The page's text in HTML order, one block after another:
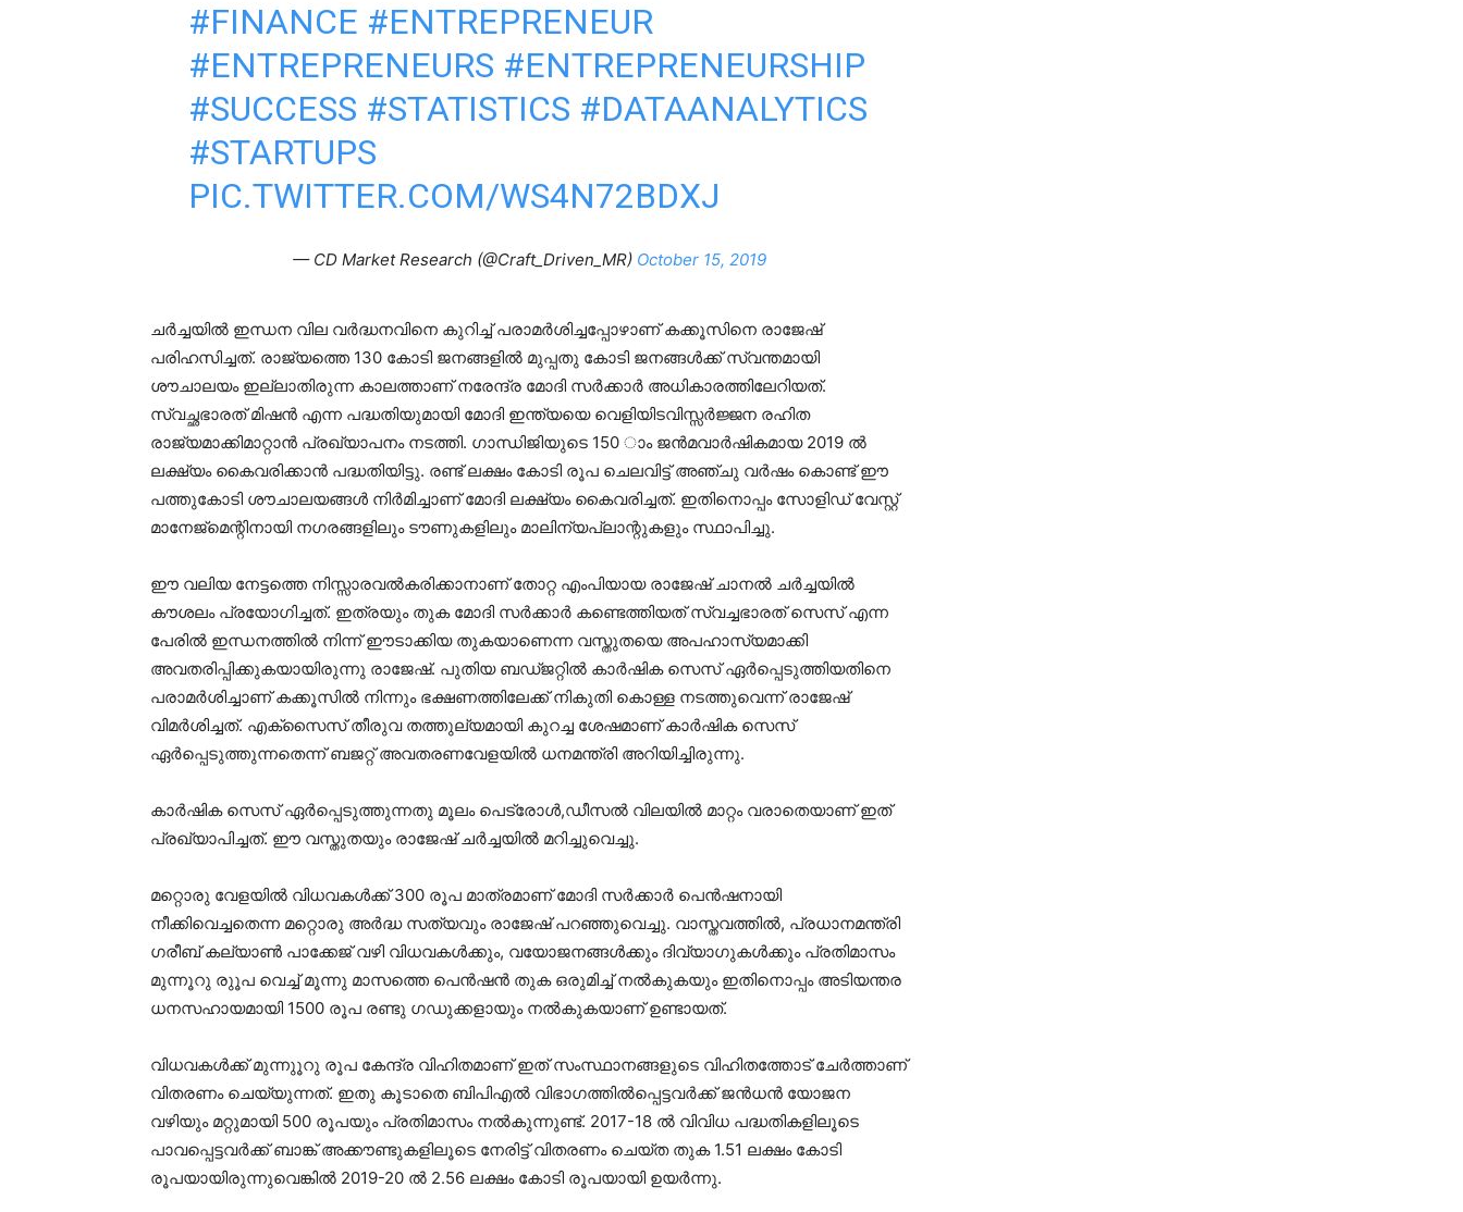
#FINANCE #ENTREPRENEUR
#ENTREPRENEURS #ENTREPRENEURSHIP
#SUCCESS #STATISTICS #DATAANALYTICS
#STARTUPS
PIC.TWITTER.COM/WS4N72BDXJ
— CD Market Research (@Craft_Driven_MR) October 15, 2019
ചര്‍ച്ചയില്‍ ഇന്ധന വില വര്‍ദ്ധനവിനെ കുറിച്ച് പരാമര്‍ശിച്ചപ്പോഴാണ് കക്കൂസിനെ രാജേഷ്
പരിഹസിച്ചത്. രാജ്യത്തെ 130 കോടി ജനങ്ങളില്‍ മുപ്പതു കോടി ജനങ്ങള്‍ക്ക് സ്വന്തമായി
ശൗചാലയം ഇല്ലാതിരുന്ന കാലത്താണ് നരേന്ദ്ര മോദി സര്‍ക്കാര്‍ അധികാരത്തിലേറിയത്.
സ്വച്ഛഭാരത് മിഷന്‍ എന്ന പദ്ധതിയുമായി മോദി ഇന്ത്യയെ വെളിയിടവിസ്സര്‍ജ്ജന രഹിത
രാജ്യമാക്കിമാറ്റാന്‍ പ്രഖ്യാപനം നടത്തി. ഗാന്ധിജിയുടെ 150 ാം ജന്‍മവാര്‍ഷികമായ 2019 ല്‍
ലക്ഷ്യം കൈവരിക്കാന്‍ പദ്ധതിയിട്ടു. രണ്ട് ലക്ഷം കോടി രൂപ ചെലവിട്ട് അഞ്ചു വര്‍ഷം കൊണ്ട് ഈ
പത്തുകോടി ശൗചാലയങ്ങള്‍ നിര്‍മിച്ചാണ് മോദി ലക്ഷ്യം കൈവരിച്ചത്. ഇതിനൊപ്പം സോളിഡ് വേസ്റ്റ്
മാനേജ്‌മെന്റിനായി നഗരങ്ങളിലും ടൗണുകളിലും മാലിന്യപ്ലാന്റുകളും സ്ഥാപിച്ചു.
ഈ വലിയ നേട്ടത്തെ നിസ്സാരവല്‍കരിക്കാനാണ് തോറ്റ എംപിയായ രാജേഷ് ചാനല്‍ ചര്‍ച്ചയില്‍
കൗശലം പ്രയോഗിച്ചത്. ഇത്രയും തുക മോദി സര്‍ക്കാര്‍ കണ്ടെത്തിയത് സ്വച്ചഭാരത് സെസ് എന്ന
പേരില്‍ ഇന്ധനത്തില്‍ നിന്ന് ഈടാക്കിയ തുകയാണെന്ന വസ്തുതയെ അപഹാസ്യമാക്കി
അവതരിപ്പിക്കുകയായിരുന്നു രാജേഷ്. പുതിയ ബഡ്ജറ്റില്‍ കാര്‍ഷിക സെസ് ഏര്‍പ്പെടുത്തിയതിനെ
പരാമര്‍ശിച്ചാണ് കക്കൂസില്‍ നിന്നും ഭക്ഷണത്തിലേക്ക് നികുതി കൊള്ള നടത്തുവെന്ന് രാജേഷ്
വിമര്‍ശിച്ചത്. എക്‌സൈസ് തീരുവ തത്തുല്യമായി കുറച്ച ശേഷമാണ് കാര്‍ഷിക സെസ്
ഏര്‍പ്പെടുത്തുന്നതെന്ന് ബജറ്റ് അവതരണവേളയില്‍ ധനമന്ത്രി അറിയിച്ചിരുന്നു.
കാര്‍ഷിക സെസ് ഏര്‍പ്പെടുത്തുന്നതു മൂലം പെട്രോള്‍,ഡീസല്‍ വിലയില്‍ മാറ്റം വരാതെയാണ് ഇത്
പ്രഖ്യാപിച്ചത്. ഈ വസ്തുതയും രാജേഷ് ചര്‍ച്ചയില്‍ മറിച്ചുവെച്ചു.
മറ്റൊരു വേളയില്‍ വിധവകള്‍ക്ക് 300 രൂപ മാത്രമാണ് മോദി സര്‍ക്കാര്‍ പെന്‍ഷനായി
നീക്കിവെച്ചതെന്ന മറ്റൊരു അര്‍ദ്ധ സത്യവും രാജേഷ് പറഞ്ഞുവെച്ചു. വാസ്തവത്തില്‍, പ്രധാനമന്ത്രി
ഗരീബ് കല്യാണ്‍ പാക്കേജ് വഴി വിധവകള്‍ക്കും, വയോജനങ്ങള്‍ക്കും ദിവ്യാഗുകള്‍ക്കും പ്രതിമാസം
മുന്നൂറു രുൂപ വെച്ച് മൂന്നു മാസത്തെ പെന്‍ഷന്‍ തുക ഒരുമിച്ച് നല്‍കുകയും ഇതിനൊപ്പം അടിയന്തര
ധനസഹായമായി 1500 രൂപ രണ്ടു ഗഡുക്കളായും നല്‍കുകയാണ് ഉണ്ടായത്.
വിധവകള്‍ക്ക് മുന്നുൂറു രൂപ കേന്ദ്ര വിഹിതമാണ് ഇത് സംസ്ഥാനങ്ങളുടെ വിഹിതത്തോട് ചേര്‍ത്താണ്
വിതരണം ചെയ്യുന്നത്. ഇതു കൂടാതെ ബിപിഎല്‍ വിഭാഗത്തില്‍പ്പെട്ടവര്‍ക്ക് ജന്‍ധന്‍ യോജന
വഴിയും മറ്റുമായി 500 രൂപയും പ്രതിമാസം നല്‍കുന്നുണ്ട്. 2017-18 ല്‍ വിവിധ പദ്ധതികളിലൂടെ
പാവപ്പെട്ടവര്‍ക്ക് ബാങ്ക് അക്കൗണ്ടുകളിലൂടെ നേരിട്ട് വിതരണം ചെയ്ത തുക 1.51 ലക്ഷം കോടി
രൂപയായിരുന്നുവെങ്കില്‍ 2019-20 ല്‍ 2.56 ലക്ഷം കോടി രൂപയായി ഉയര്‍ന്നു.